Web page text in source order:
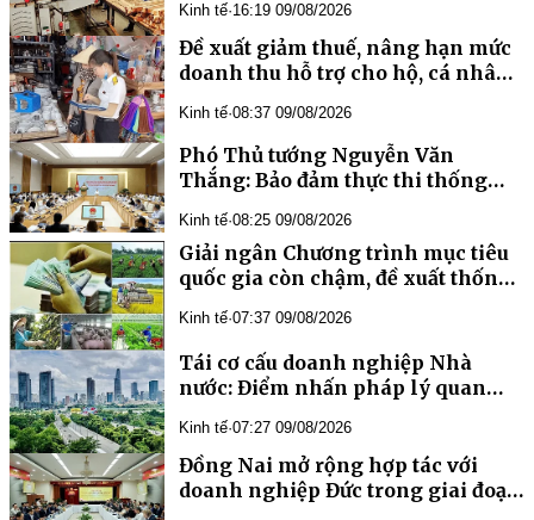
Kinh tế·16:19 09/08/2026
Đề xuất giảm thuế, nâng hạn mức
doanh thu hỗ trợ cho hộ, cá nhân
Kinh tế·08:37 09/08/2026
Phó Thủ tướng Nguyễn Văn
Thắng: Bảo đảm thực thi thống
những vướng mắc
Kinh tế·08:25 09/08/2026
Giải ngân Chương trình mục tiêu
quốc gia còn chậm, đề xuất thống
Kinh tế·07:37 09/08/2026
Tái cơ cấu doanh nghiệp Nhà
nước: Điểm nhấn pháp lý quan
đoạn 2026 – 2030
Kinh tế·07:27 09/08/2026
Đồng Nai mở rộng hợp tác với
doanh nghiệp Đức trong giai đoạn